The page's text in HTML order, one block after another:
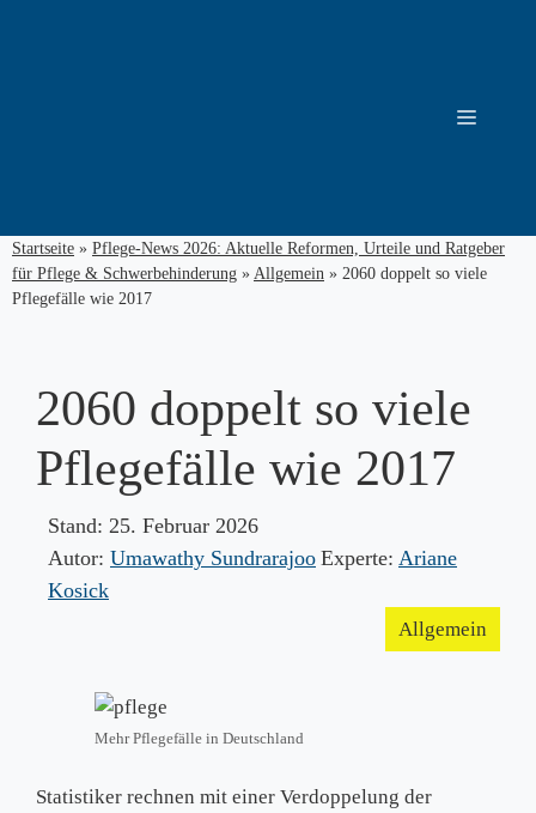
Menü
Startseite » Pflege-News 2026: Aktuelle Reformen, Urteile und Ratgeber
für Pflege & Schwerbehinderung » Allgemein » 2060 doppelt so viele
Pflegefälle wie 2017
2060 doppelt so viele
Pflegefälle wie 2017
Stand: 25. Februar 2026
Autor: Umawathy Sundrarajoo Experte: Ariane
Kosick
Allgemein
Mehr Pflegefälle in Deutschland
Statistiker rechnen mit einer Verdoppelung der